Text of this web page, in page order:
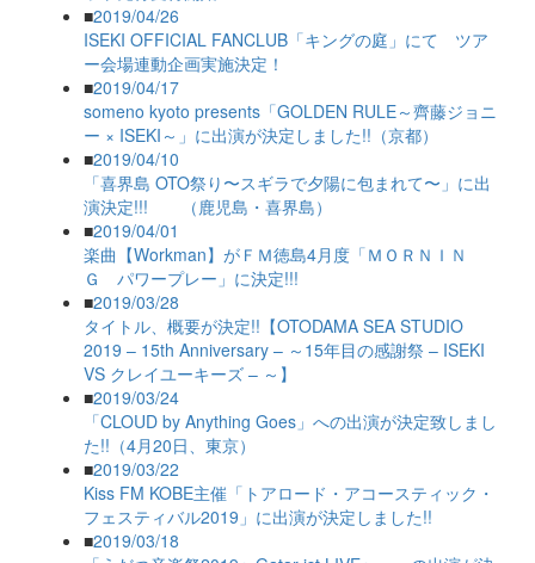
■2019/04/26
ISEKI OFFICIAL FANCLUB「キングの庭」にて ツア
ー会場連動企画実施決定！
■2019/04/17
someno kyoto presents「GOLDEN RULE～齊藤ジョニ
ー × ISEKI～」に出演が決定しました!!（京都）
■2019/04/10
「喜界島 OTO祭り〜スギラで夕陽に包まれて〜」に出
演決定!!! （鹿児島・喜界島）
■2019/04/01
楽曲【Workman】がＦＭ徳島4月度「ＭＯＲＮＩＮ
Ｇ パワープレー」に決定!!!
■2019/03/28
タイトル、概要が決定!!【OTODAMA SEA STUDIO
2019 – 15th Anniversary – ～15年目の感謝祭 – ISEKI
VS クレイユーキーズ – ～】
■2019/03/24
「CLOUD by Anything Goes」への出演が決定致しまし
た!!（4月20日、東京）
■2019/03/22
Kiss FM KOBE主催「トアロード・アコースティック・
フェスティバル2019」に出演が決定しました!!
■2019/03/18